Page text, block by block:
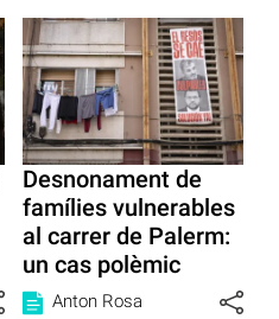
Desnonament de
famílies vulnerables
al carrer de Palerm:
un cas polèmic
Anton Rosa